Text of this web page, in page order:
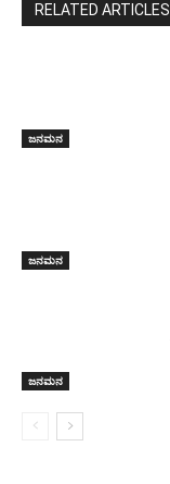
RELATED ARTICLES
ಜನಮನ
ಜನಮನ
ಜನಮನ